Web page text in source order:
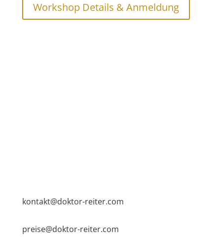
Workshop Details & Anmeldung
kontakt@doktor-reiter.com
preise@doktor-reiter.com